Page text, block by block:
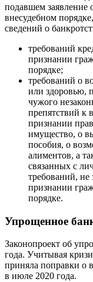
подавшем заявление
внесудебном
сведений о
требований
признании
порядке;
требований о
или здоровью,
чужого
препятствий к
признании
имущество, о
пособия, о
алиментов, а
связанных с
требований, не
признании
порядке.
Упрощенное
Законопроект об
года. Учитывая
приняла поправки о
в июле 2020 года.